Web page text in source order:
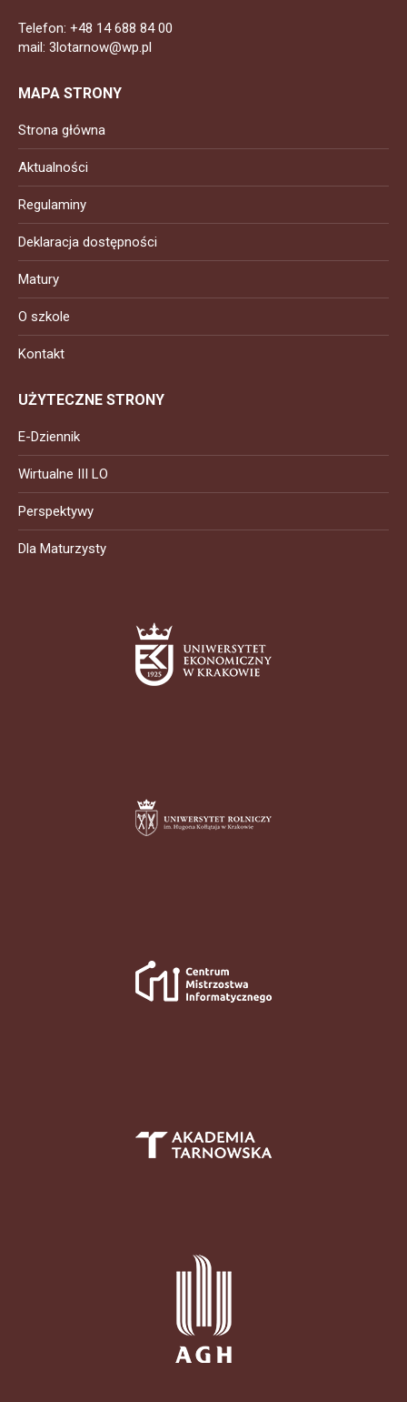
Telefon: +48 14 688 84 00
mail: 3lotarnow@wp.pl
MAPA STRONY
Strona główna
Aktualności
Regulaminy
Deklaracja dostępności
Matury
O szkole
Kontakt
UŻYTECZNE STRONY
E-Dziennik
Wirtualne III LO
Perspektywy
Dla Maturzysty